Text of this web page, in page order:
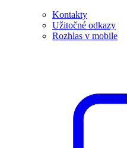
Kontakty
Užitočné odkazy
Rozhlas v mobile